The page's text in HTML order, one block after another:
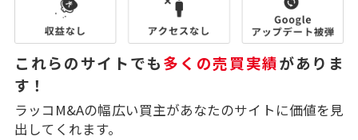
これらのサイトでも多くの売買実績がありま
す！
ラッコM&Aの幅広い買主があなたのサイトに価値を見
出してくれます。